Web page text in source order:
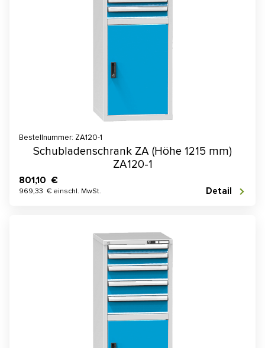
Bestellnummer: ZA120-1
Schubladenschrank ZA (Höhe 1215 mm)
ZA120-1
801,10 €
969,33 € einschl. MwSt. Detail